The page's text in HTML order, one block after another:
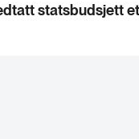
statsbudsjett